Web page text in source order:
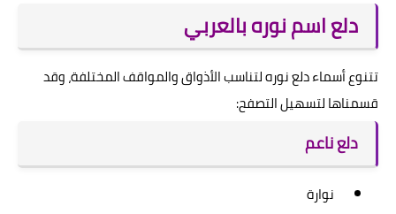
دلع اسم نوره بالعربي
تتنوع أسماء دلع نوره لتناسب الأذواق والمواقف المختلفة، وقد
قسمناها لتسهيل التصفح:
دلع ناعم
نوارة